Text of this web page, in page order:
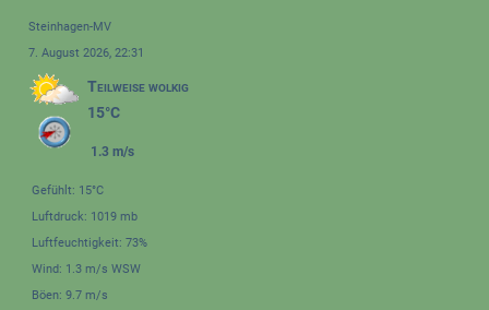
Steinhagen-MV
7. August 2026, 22:31
Teilweise wolkig
15°C
1.3 m/s
Gefühlt: 15°C
Luftdruck: 1019 mb
Luftfeuchtigkeit: 73%
Wind: 1.3 m/s WSW
Böen: 9.7 m/s